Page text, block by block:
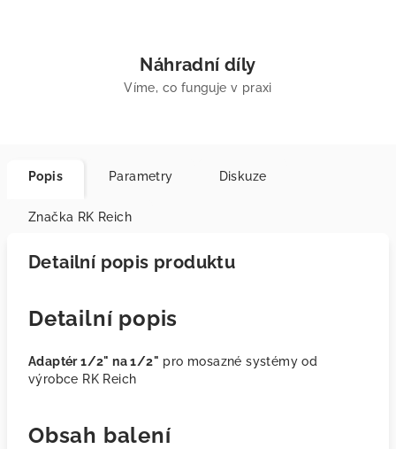
Náhradní díly
Víme, co funguje v praxi
Popis Parametry Diskuze
Značka RK Reich
Detailní popis produktu
Detailní popis
Adaptér 1/2" na 1/2" pro mosazné systémy od
výrobce RK Reich
Obsah balení